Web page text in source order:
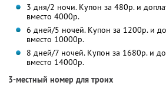
3 дня/2 ночи. Купон за 480р. и
вместо 4000р.
6 дней/5 ночей. Купон за 1200р. и
вместо 10000р.
8 дней/7 ночей. Купон за 1680р. и
вместо 14000р.
3-местный номер для троих